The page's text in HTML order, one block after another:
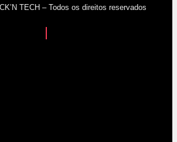
TECH – Todos os direitos reservados